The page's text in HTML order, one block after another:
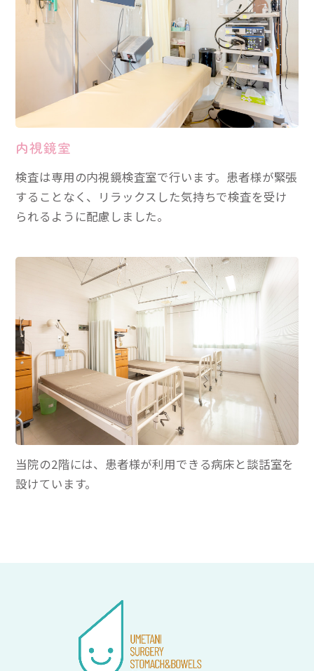
内視鏡室
検査は専用の内視鏡検査室で行います。患者様が緊張
することなく、リラックスした気持ちで検査を受け
られるように配慮しました。
当院の2階には、患者様が利用できる病床と談話室を
設けています。